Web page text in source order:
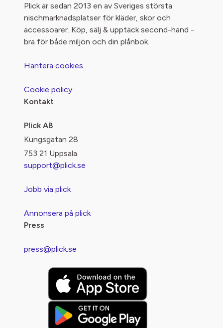
Plick är sedan 2013 en av Sveriges största
nischmarknadsplatser för kläder, skor och
accessoarer. Köp, sälj & upptäck second-hand -
bra för både miljön och din plånbok.
Hantera cookies
Cookie policy
Kontakt
Plick AB
Kungsgatan 28
753 21 Uppsala
support@plick.se
Jobb via plick
Annonsera på plick
Press
press@plick.se